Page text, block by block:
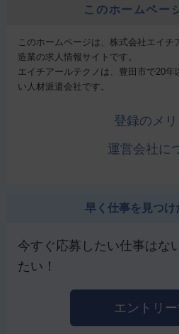
このホームペー
このホームページは、株式会社エイチ
造業の求人情報サイトです。
エイチアールテクノは、豊田市で20
い人材派遣会社です。
登録のメリ
運営会社に
早く仕事を見つけ
今すぐ応募したい仕事はな
たい！
エントリ